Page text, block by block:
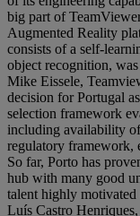
big part of
Augmented Reality
consists of a self-
object recognition,
Mike Eissele,
decision for Portugal
selection framework
including availability
regulatory framework,
So far, Porto has
hub with many good
talent highly
Luís Castro